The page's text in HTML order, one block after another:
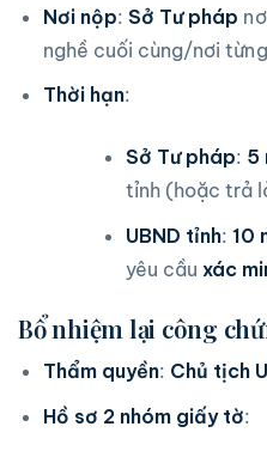
Nơi nộp:Sở Tư pháp
nghề cuối cùng/nơi
Thời hạn:
Sở Tư pháp: 5
tỉnh (hoặc trả
UBND tỉnh: 10
yêu cầu xác
Bổ nhiệm lại công
Thẩm quyền: Chủ tịch
Hồ sơ 2 nhóm giấy tờ: